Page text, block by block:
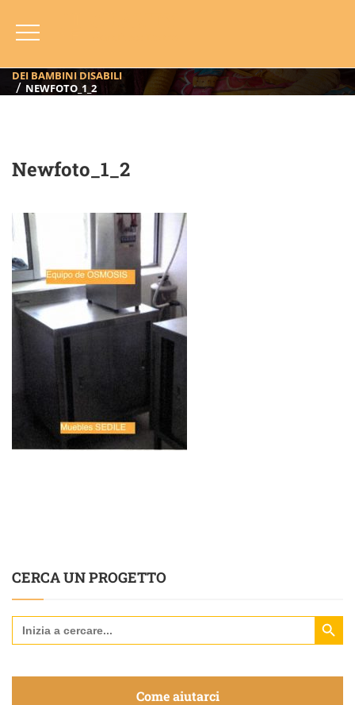
Newfoto_1_2
DEI BAMBINI DISABILI
NEWFOTO_1_2
Newfoto_1_2
CERCA UN PROGETTO
Search
for:
Search
Come aiutarci